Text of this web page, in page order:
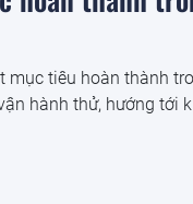
mục tiêu hoàn thành
hành thử, hướng tới